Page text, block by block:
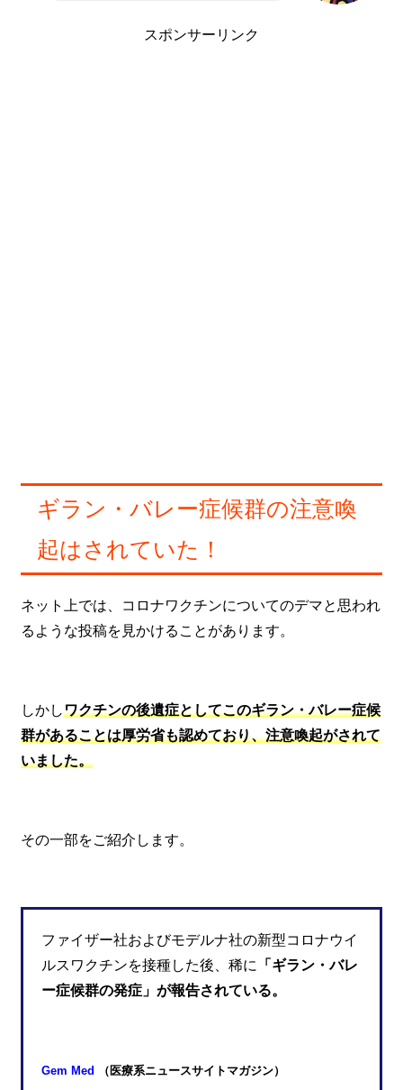
スポンサーリンク
ギラン・バレー症候群の注意喚
起はされていた！
ネット上では、コロナワクチンについてのデマと思われ
るような投稿を見かけることがあります。
しかしワクチンの後遺症としてこのギラン・バレー症候
群があることは厚労省も認めており、注意喚起がされて
いました。
その一部をご紹介します。
ファイザー社およびモデルナ社の新型コロナウイ
ルスワクチンを接種した後、稀に
「ギラン・バレ
ー症候群の発症」が報告されている。
Gem Med （医療系ニュースサイトマガジン）